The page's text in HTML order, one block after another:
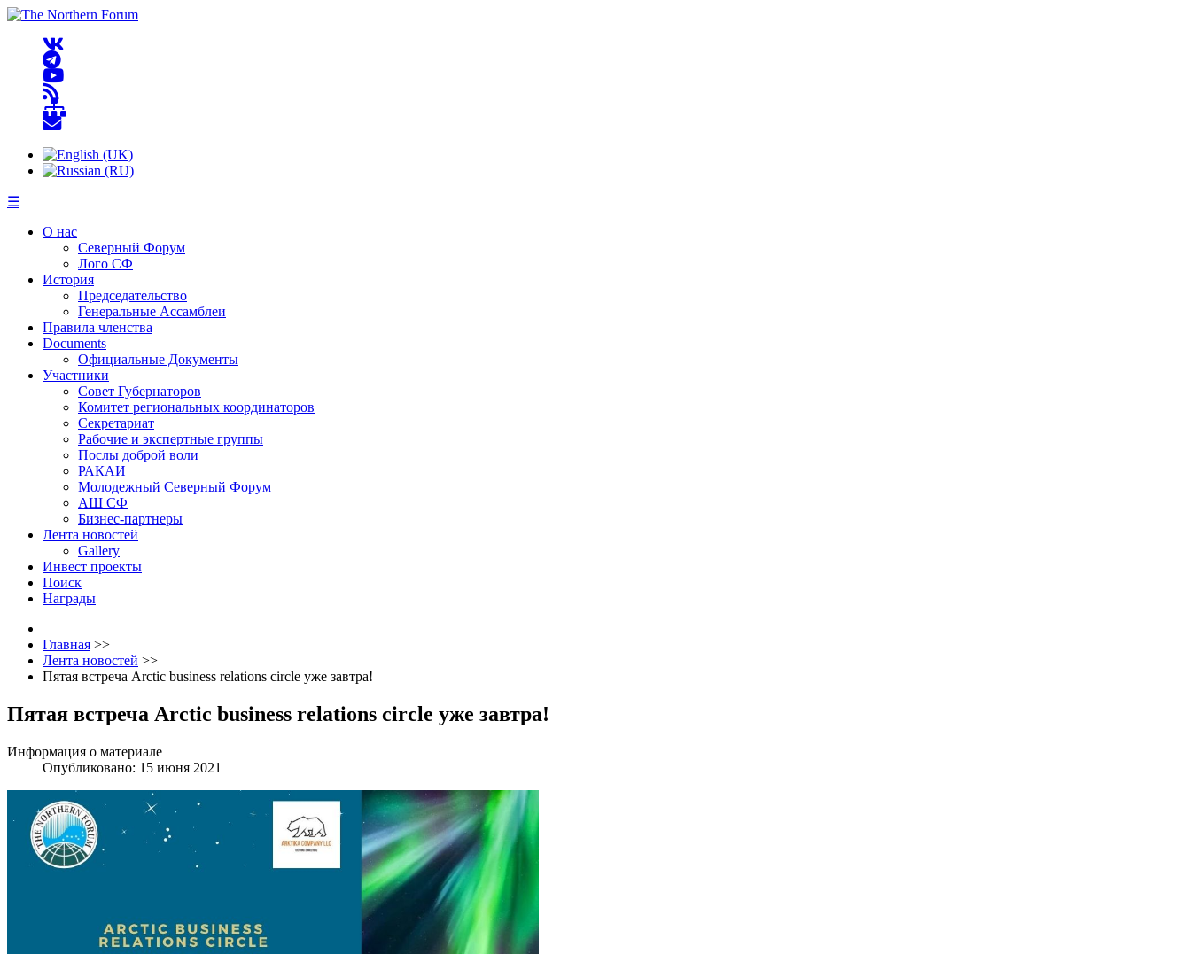
☰
О нас
Северный Форум
Лого СФ
История
Председательство
Генеральные Ассамблеи
Правила членства
Documents
Официальные Документы
Участники
Совет Губернаторов
Комитет региональных координаторов
Секретариат
Рабочие и экспертные группы
Послы доброй воли
РАКАИ
Молодежный Северный Форум
АШ СФ
Бизнес-партнеры
Лента новостей
Gallery
Инвест проекты
Поиск
Награды
Главная >>
Лента новостей >>
Пятая встреча Arctic business relations circle уже завтра!
Пятая встреча Arctic business relations circle уже завтра!
Информация о материале
Опубликовано: 15 июня 2021